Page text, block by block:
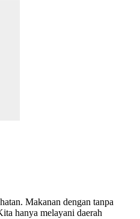
Makanan dengan tanpa
hanya melayani daerah